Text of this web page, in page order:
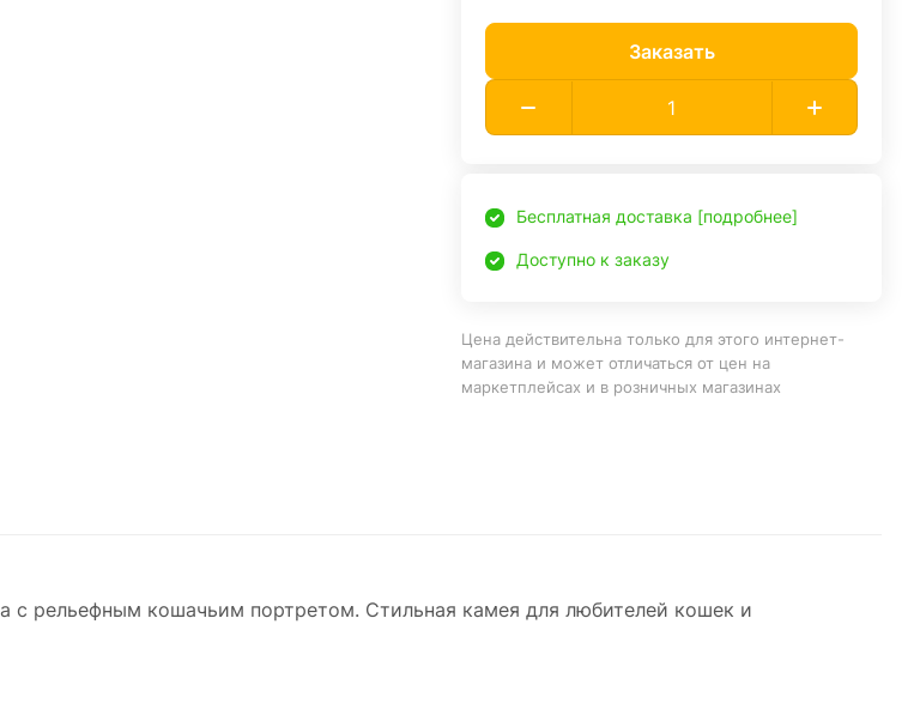
Заказать
Бесплатная доставка [подробнее]
Доступно к заказу
Цена действительна только для этого интернет-
магазина и может отличаться от цен на
маркетплейсах и в розничных магазинах
рельефным кошачьим портретом. Стильная камея для любителей кошек и